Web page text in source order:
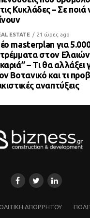
Κυκλάδες – Σε ποιά
ESTATE 21 ώρες ago
masterplan για
στον
– Τι θα
Βοτανικό και τι
αναπτύξεις
ΑΠΟΡΡΗΤΟΥ